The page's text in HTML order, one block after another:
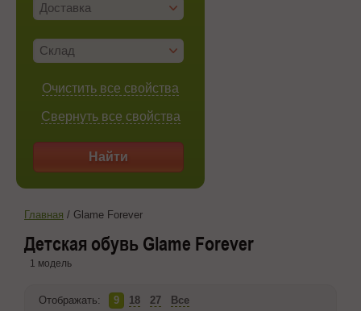
Доставка
Склад
Очистить все свойства
Свернуть все свойства
Найти
Главная / Glame Forever
Детская обувь Glame Forever
1 модель
Отображать: 9 18 27
Все